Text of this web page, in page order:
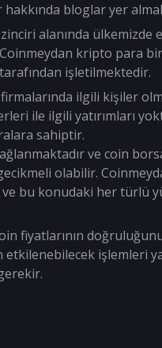
bloglar yer
alanında ülkemizde
kripto para
işletilmektedir.
firmalarında ilgili kişiler
ile ilgili yatırımları
sahiptir.
ve coin
olabilir.
bu konudaki her türlü
fiyatlarının
işlemleri